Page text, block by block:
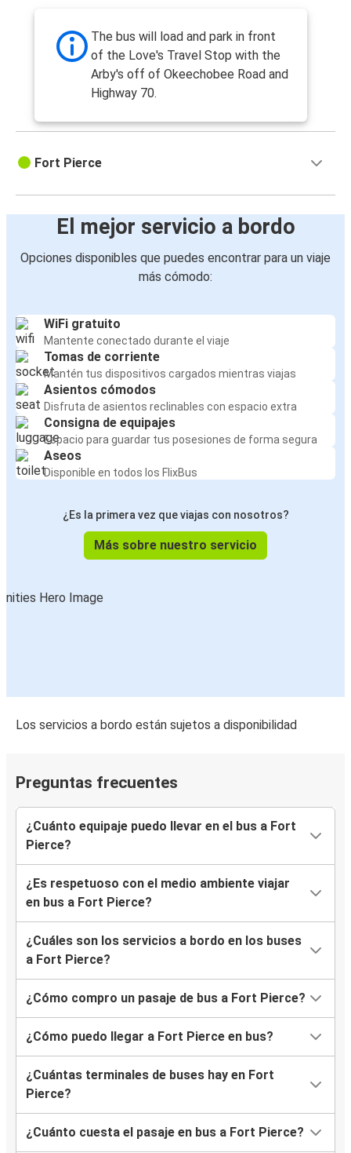
The bus will load and park in front
of the Love's Travel Stop with the
Arby's off of Okeechobee Road and
Highway 70.
Fort Pierce
El mejor servicio a bordo
Opciones disponibles que puedes encontrar para un viaje
más cómodo:
WiFi gratuito
Mantente conectado durante el viaje
Tomas de corriente
Mantén tus dispositivos cargados mientras viajas
Asientos cómodos
Disfruta de asientos reclinables con espacio extra
Consigna de equipajes
Espacio para guardar tus posesiones de forma segura
Aseos
Disponible en todos los FlixBus
¿Es la primera vez que viajas con nosotros?
Más sobre nuestro servicio
Los servicios a bordo están sujetos a disponibilidad
Preguntas frecuentes
¿Cuánto equipaje puedo llevar en el bus a Fort
Pierce?
¿Es respetuoso con el medio ambiente viajar
en bus a Fort Pierce?
¿Cuáles son los servicios a bordo en los buses
a Fort Pierce?
¿Cómo compro un pasaje de bus a Fort Pierce?
¿Cómo puedo llegar a Fort Pierce en bus?
¿Cuántas terminales de buses hay en Fort
Pierce?
¿Cuánto cuesta el pasaje en bus a Fort Pierce?